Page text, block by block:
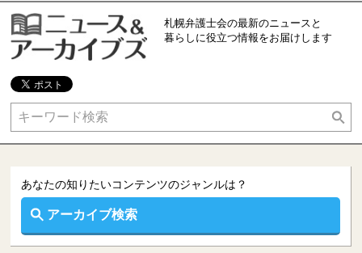
札幌弁護士会の最新のニュースと
暮らしに役立つ情報をお届けします
あなたの知りたいコンテンツのジャンルは？
アーカイブ検索
あなたの知りたいコンテンツのジャンルは？
ＤＶ